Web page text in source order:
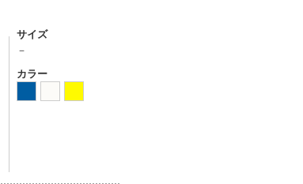
サイズ
－
カラー